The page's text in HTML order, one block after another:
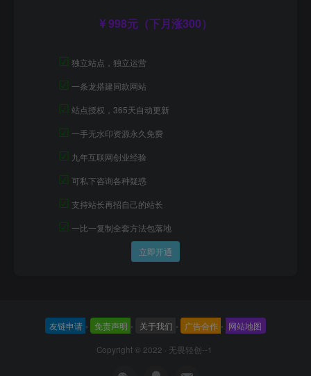
998元（下月涨300）
☑ 独立站点，独立运营
☑ 一条龙搭建同款网站
☑ 站点授权，365天自动更新
☑ 一手无水印资源永久免费
☑ 九年互联网创业经验
☑ 可私下咨询各种疑惑
☑ 支持站长再招自己的站长
☑ 一比一复制全套方法包落地
立即开通
友链申请 - 免责声明 - 关于我们 - 广告合作 - 网站地图
Copyright © 2022 · 无畏轻创--1